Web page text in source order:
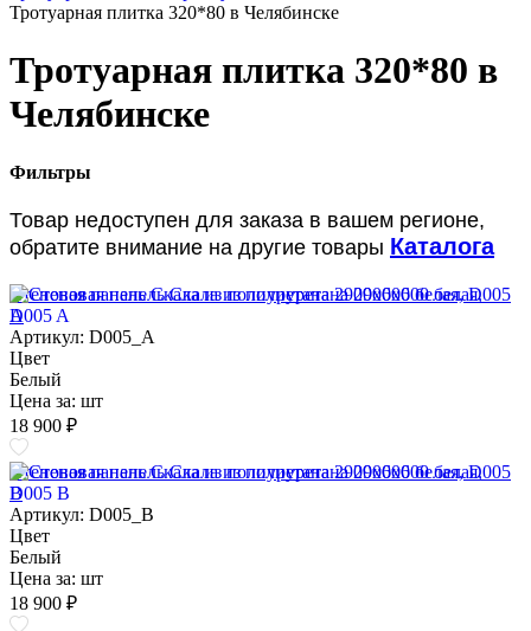
Тротуарная плитка 320*80 в Челябинске
Тротуарная плитка 320*80 в
Челябинске
Фильтры
Товар недоступен для заказа в вашем регионе,
обратите внимание на другие товары Каталога
Стеновая панель Скала из полиуретана 2900х600 белая, D005
A
Артикул: D005_A
Цвет
Белый
Цена за: шт
18 900 ₽
Стеновая панель Скала из полиуретана 2900х600 белая, D005
B
Артикул: D005_B
Цвет
Белый
Цена за: шт
18 900 ₽